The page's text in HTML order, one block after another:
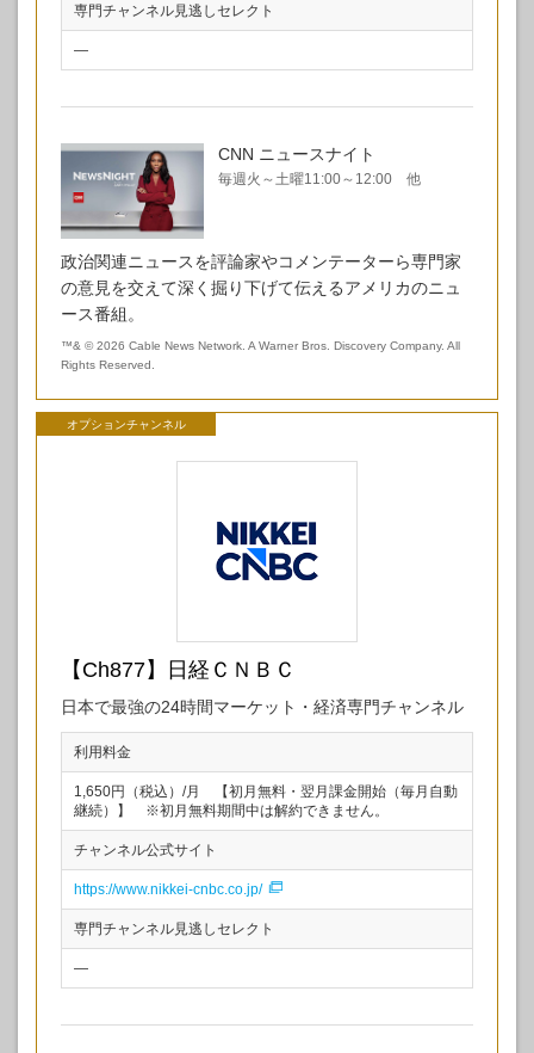
専門チャンネル見逃しセレクト
—
CNN ニュースナイト
毎週火～土曜11:00～12:00 他
政治関連ニュースを評論家やコメンテーターら専門家
の意見を交えて深く掘り下げて伝えるアメリカのニュ
ース番組。
™& © 2026 Cable News Network. A Warner Bros. Discovery Company. All
Rights Reserved.
【Ch877】日経ＣＮＢＣ
オプションチャンネル
日本で最強の24時間マーケット・経済専門チャンネル
利用料金
1,650円（税込）/月​ 【初月無料・翌月課金開始（毎月自動
継続）】 ※初月無料期間中は解約できません。
チャンネル公式サイト
https://www.nikkei-cnbc.co.jp/
専門チャンネル見逃しセレクト
—